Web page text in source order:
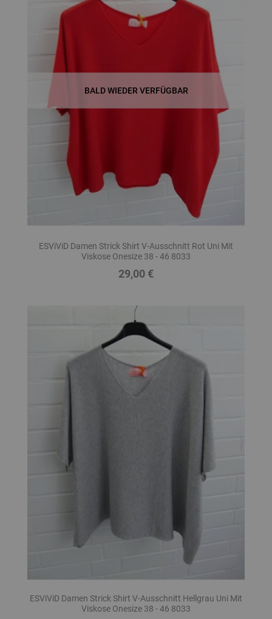
BALD WIEDER VERFÜGBAR
ESViViD Damen Strick Shirt V-Ausschnitt Rot Uni Mit
Viskose Onesize 38 - 46 8033
Preis
29,00 €
ESViViD Damen Strick Shirt V-Ausschnitt Hellgrau Uni Mit
Viskose Onesize 38 - 46 8033